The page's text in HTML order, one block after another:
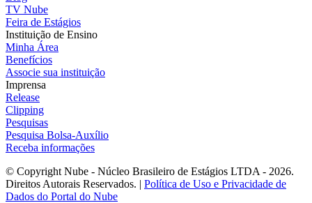
TV Nube
Feira de Estágios
Instituição de Ensino
Minha Área
Benefícios
Associe sua instituição
Imprensa
Release
Clipping
Pesquisas
Pesquisa Bolsa-Auxílio
Receba informações
© Copyright Nube - Núcleo Brasileiro de Estágios LTDA - 2026.
Direitos Autorais Reservados. | Política de Uso e Privacidade de
Dados do Portal do Nube